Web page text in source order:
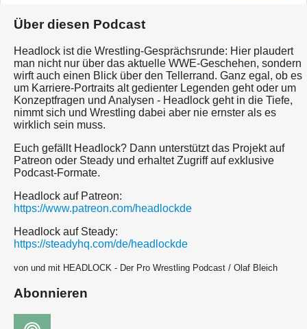
Über diesen Podcast
Headlock ist die Wrestling-Gesprächsrunde: Hier plaudert
man nicht nur über das aktuelle WWE-Geschehen, sondern
wirft auch einen Blick über den Tellerrand. Ganz egal, ob es
um Karriere-Portraits alt gedienter Legenden geht oder um
Konzeptfragen und Analysen - Headlock geht in die Tiefe,
nimmt sich und Wrestling dabei aber nie ernster als es
wirklich sein muss.
Euch gefällt Headlock? Dann unterstützt das Projekt auf
Patreon oder Steady und erhaltet Zugriff auf exklusive
Podcast-Formate.
Headlock auf Patreon:
https://www.patreon.com/headlockde
Headlock auf Steady:
https://steadyhq.com/de/headlockde
von und mit HEADLOCK - Der Pro Wrestling Podcast / Olaf Bleich
Abonnieren